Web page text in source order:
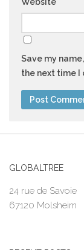
Save my
the next time I
GLOBALTREE
24 rue de Savoie
67120 Molsheim